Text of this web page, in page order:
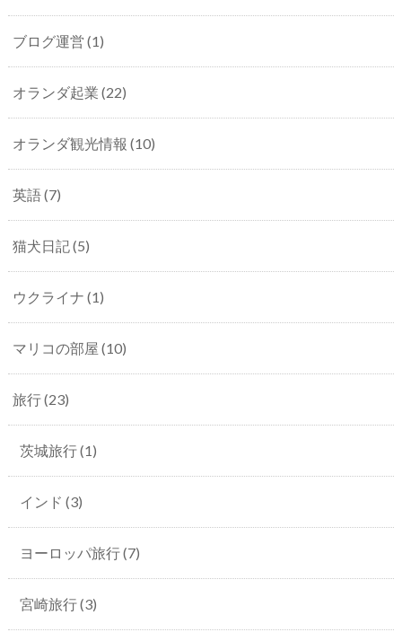
ブログ運営 (1)
オランダ起業 (22)
オランダ観光情報 (10)
英語(7)
猫犬日記(5)
ウクライナ (1)
マリコの部屋 (10)
旅行(23)
茨城旅行(1)
インド (3)
ヨーロッパ旅行(7)
宮崎旅行(3)